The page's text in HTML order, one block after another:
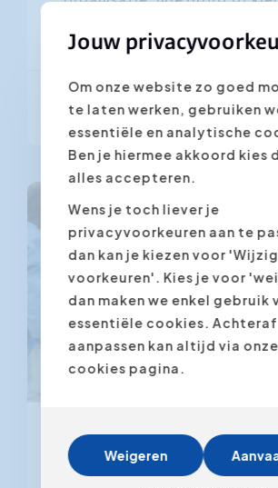
Lees meer
Mediatraining - Omgaan
Jouw
Om onze website zo goed
te laten werken, gebruiken
essentiële en analytische
Ben je hiermee akkoord kies
alles accepteren.
Wens je toch liever je
privacyvoorkeuren aan te
dan kan je kiezen voor 'Wijzig
voorkeuren'. Kies je voor
dan maken we enkel gebruik
essentiële cookies. Achteraf
aanpassen kan altijd via onze
cookies pagina.
Weigeren